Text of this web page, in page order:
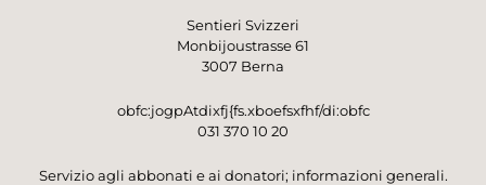
Sentieri Svizzeri
Monbijoustrasse 61
3007 Berna
obfc:jogpAtdixfj{fs.xboefsxfhf/di:obfc
031 370 10 20
Servizio agli abbonati e ai donatori; informazioni generali.